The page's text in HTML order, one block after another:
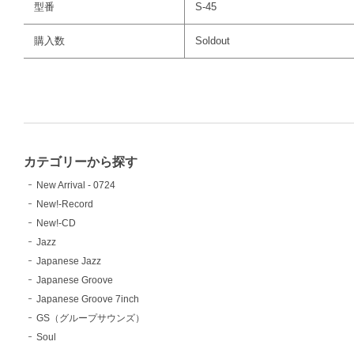
型番 S-45
購入数 Soldout
カテゴリーから探す
New Arrival - 0724
New!-Record
New!-CD
Jazz
Japanese Jazz
Japanese Groove
Japanese Groove 7inch
GS（グループサウンズ）
Soul